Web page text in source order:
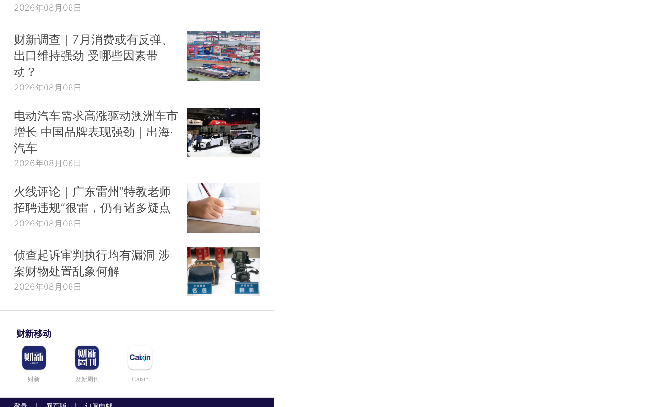
2026年08月06日
财新调查｜7月消费或有反弹、
出口维持强劲 受哪些因素带
动？
2026年08月06日
电动汽车需求高涨驱动澳洲车市
增长 中国品牌表现强劲｜出海·
汽车
2026年08月06日
火线评论｜广东雷州“特教老师
招聘违规”很雷，仍有诸多疑点
2026年08月06日
侦查起诉审判执行均有漏洞 涉
案财物处置乱象何解
2026年08月06日
财新移动
财新 财新周刊 Caixin